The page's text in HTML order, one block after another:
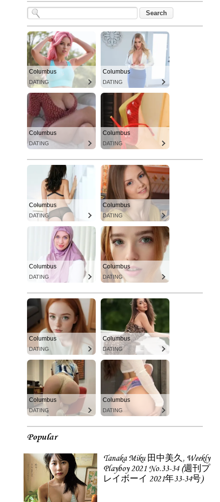
Columbus
DATING
Columbus
DATING
Columbus
DATING
Columbus
DATING
Columbus
DATING
Columbus
DATING
Columbus
DATING
Columbus
DATING
Columbus
DATING
Columbus
DATING
Columbus
DATING
Columbus
DATING
Popular
Tanaka Miku 田中美久, Weekly
Playboy 2021 No.33-34 (週刊プ
レイボーイ 2021年33-34号)